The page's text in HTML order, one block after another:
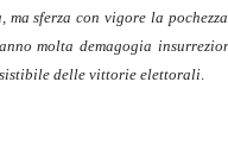
ma sferza con vigore la
molta demagogia
delle vittorie elettorali.